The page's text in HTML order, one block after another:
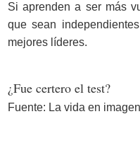
Si aprenden a ser más
que sean
mejores líderes.
¿Fue certero el test?
Fuente: La vida en